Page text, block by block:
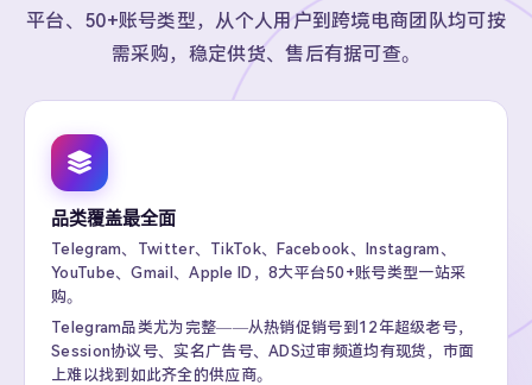
平台、50+账号类型，从个人用户到跨境电商团队均可按
需采购，稳定供货、售后有据可查。
品类覆盖最全面
Telegram、Twitter、TikTok、Facebook、Instagram、
YouTube、Gmail、Apple ID，8大平台50+账号类型一站采
购。
Telegram品类尤为完整——从热销促销号到12年超级老号，
Session协议号、实名广告号、ADS过审频道均有现货，市面
上难以找到如此齐全的供应商。